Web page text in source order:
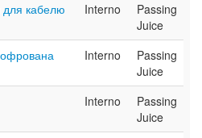
для кабелю
Interno
Passing
Juice
Interno
Passing
Juice
Interno
Passing
Juice